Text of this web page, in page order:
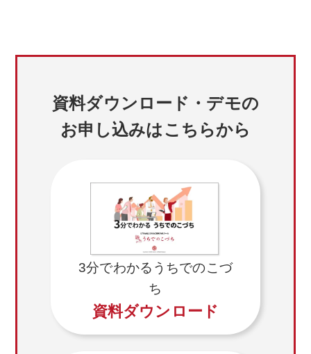
資料ダウンロード・デモの
お申し込みはこちらから
3分でわかるうちでのこづ
ち
資料ダウンロード